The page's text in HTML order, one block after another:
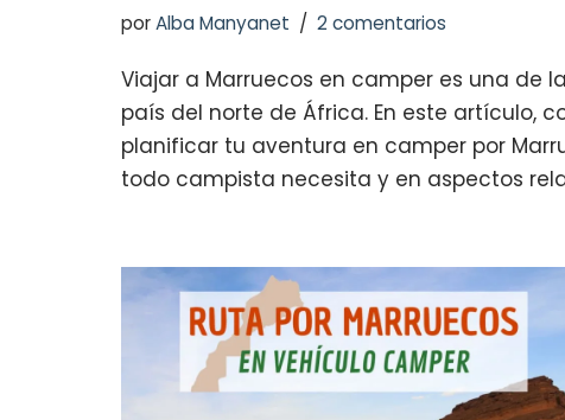
porAlba Manyanet 2 comentarios
Viajar a Marruecos en camper es una de
país del norte de África. En este artículo,
planificar tu aventura en camper por
todo campista necesita y en aspectos